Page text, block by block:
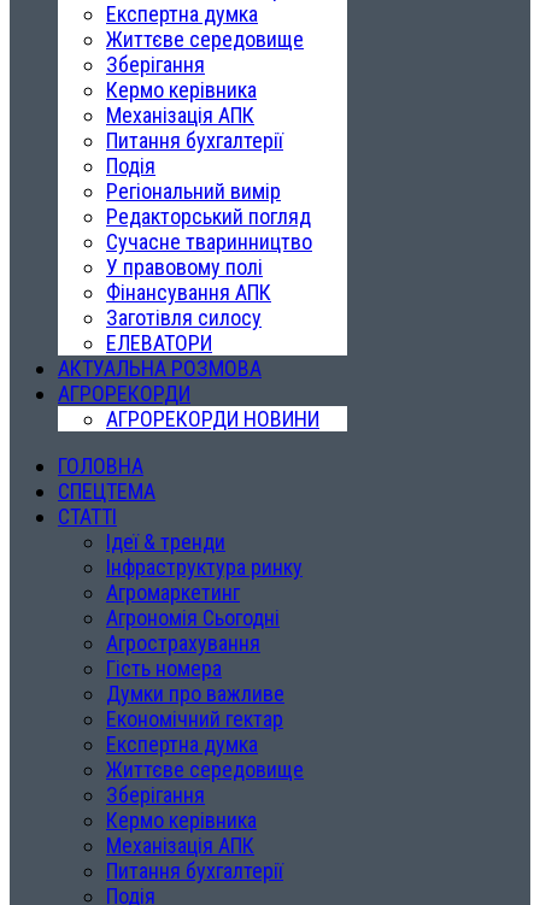
Експертна думка
Життєве середовище
Зберігання
Кермо керівника
Механізація АПК
Питання бухгалтерії
Подія
Регіональний вимір
Редакторський погляд
Сучасне тваринництво
У правовому полі
Фінансування АПК
Заготівля силосу
ЕЛЕВАТОРИ
АКТУАЛЬНА РОЗМОВА
АГРОРЕКОРДИ
АГРОРЕКОРДИ НОВИНИ
ГОЛОВНА
СПЕЦТЕМА
СТАТТІ
Ідеї & тренди
Інфраструктура ринку
Агромаркетинг
Агрономія Сьогодні
Агрострахування
Гість номера
Думки про важливе
Економічний гектар
Експертна думка
Життєве середовище
Зберігання
Кермо керівника
Механізація АПК
Питання бухгалтерії
Подія